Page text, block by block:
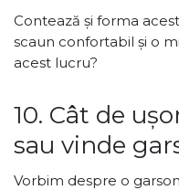
Contează și forma
scaun confortabil și o
acest lucru?
10. Cât de
sau vinde
Vorbim despre o